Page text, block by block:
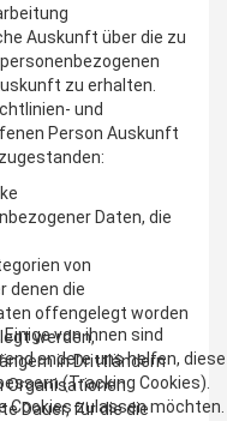
Auskunft über die zu
zu erhalten.
und
Person Auskunft
Daten, die
von
denen die
offengelegt worden
werden,
in Drittländern
Organisationen
Dauer, für die die
von ihnen sind
andere uns helfen, diese
(Tracking Cookies).
Cookies zulassen möchten.